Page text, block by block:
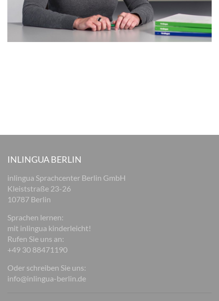
INLINGUA BERLIN
inlingua Sprachcenter Berlin GmbH
Kleiststraße 23-26
10787 Berlin
Sprachen lernen:
mit inlingua kinderleicht!
Rufen Sie uns an:
+49 30 88471190
Oder schreiben Sie uns:
info@inlingua-berlin.de